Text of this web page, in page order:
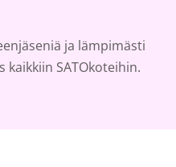
ja lämpimästi
kaikkiin SATOkoteihin.